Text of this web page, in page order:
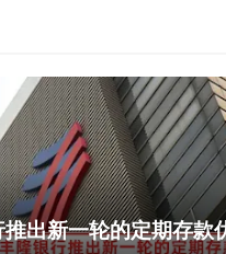
出新一轮的定期存款